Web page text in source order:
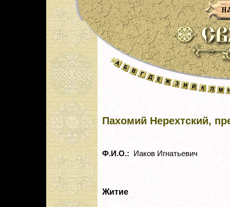
Пахомий Нерехтский,
Ф.И.О.: Иаков Игнатьевич
Житие